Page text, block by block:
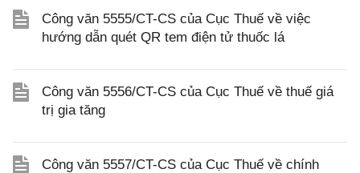
Công văn 5555/CT-CS của Cục Thuế về việc
hướng dẫn quét QR tem điện tử thuốc lá
Công văn 5556/CT-CS của Cục Thuế về thuế giá
trị gia tăng
Công văn 5557/CT-CS của Cục Thuế về chính